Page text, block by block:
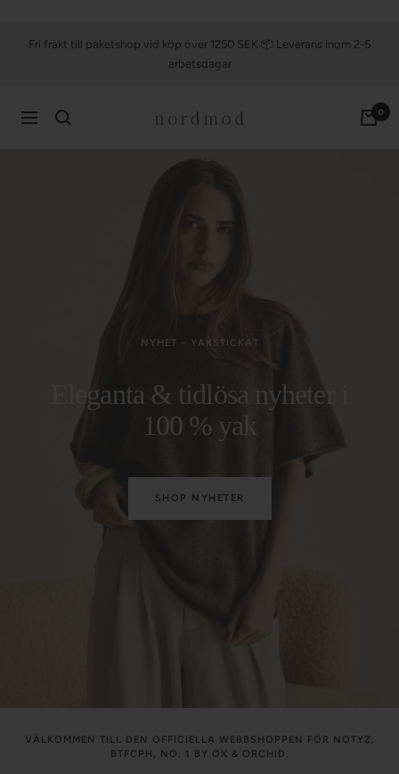
Fri frakt till paketshop vid köp över 1250 SEK 📦 Leverans inom 2-5
arbetsdagar
Navigering nordmod 0
NYHET – YAKSTICKAT
Eleganta & tidlösa nyheter i
100 % yak
SHOP NYHETER
VÄLKOMMEN TILL DEN OFFICIELLA WEBBSHOPPEN FÖR NOTYZ,
BTFCPH, NO. 1 BY OX & ORCHID.